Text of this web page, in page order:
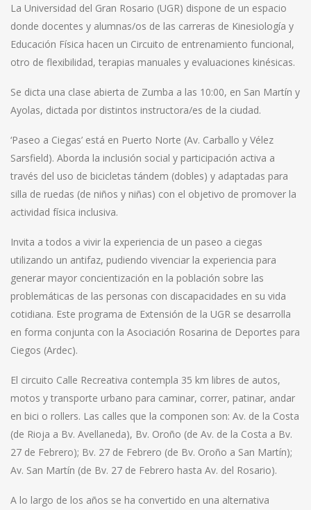
La Universidad del Gran Rosario (UGR) dispone de un espacio
donde docentes y alumnas/os de las carreras de Kinesiología y
Educación Física hacen un Circuito de entrenamiento funcional,
otro de flexibilidad, terapias manuales y evaluaciones kinésicas.
Se dicta una clase abierta de Zumba a las 10:00, en San Martín y
Ayolas, dictada por distintos instructora/es de la ciudad.
‘Paseo a Ciegas’ está en Puerto Norte (Av. Carballo y Vélez
Sarsfield). Aborda la inclusión social y participación activa a
través del uso de bicicletas tándem (dobles) y adaptadas para
silla de ruedas (de niños y niñas) con el objetivo de promover la
actividad física inclusiva.
Invita a todos a vivir la experiencia de un paseo a ciegas
utilizando un antifaz, pudiendo vivenciar la experiencia para
generar mayor concientización en la población sobre las
problemáticas de las personas con discapacidades en su vida
cotidiana. Este programa de Extensión de la UGR se desarrolla
en forma conjunta con la Asociación Rosarina de Deportes para
Ciegos (Ardec).
El circuito Calle Recreativa contempla 35 km libres de autos,
motos y transporte urbano para caminar, correr, patinar, andar
en bici o rollers. Las calles que la componen son: Av. de la Costa
(de Rioja a Bv. Avellaneda), Bv. Oroño (de Av. de la Costa a Bv.
27 de Febrero); Bv. 27 de Febrero (de Bv. Oroño a San Martín);
Av. San Martín (de Bv. 27 de Febrero hasta Av. del Rosario).
A lo largo de los años se ha convertido en una alternativa